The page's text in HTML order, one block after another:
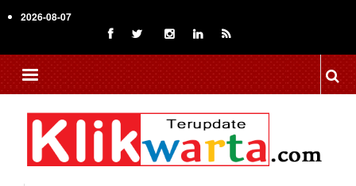
to
content
2026-08-07